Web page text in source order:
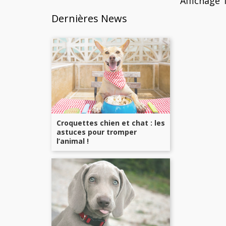
Dernières News
Croquettes chien et chat : les
astuces pour tromper
l’animal !